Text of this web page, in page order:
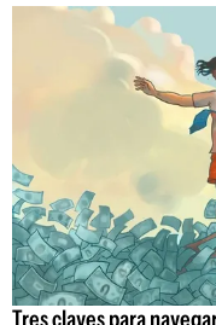
Tres claves para